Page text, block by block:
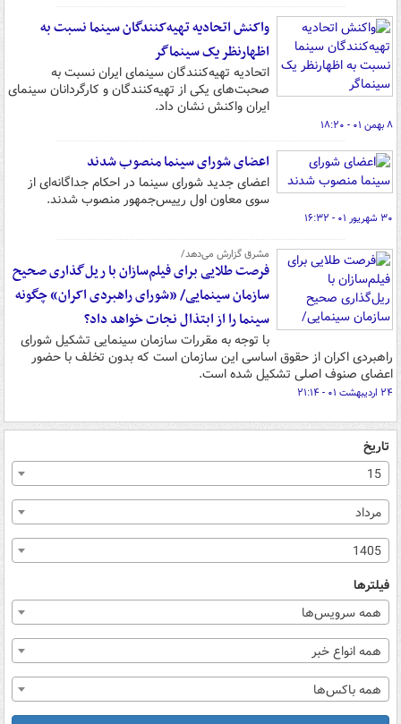
واکنش اتحادیه تهیه‌کنندگان سینما نسبت به
اظهارنظر یک سینماگر
اتحادیه تهیه‌کنندگان سینمای ایران نسبت به
صحبت‌های یکی از تهیه‌کنندگان و کارگردانان سینمای
ایران واکنش نشان داد.
۸ بهمن ۰۱ - ۱۸:۲۰
اعضای شورای سینما منصوب شدند
اعضای جدید شورای سینما در احکام جداگانه‌ای از
سوی معاون اول رییس‌جمهور منصوب شدند.
۳۰ شهریور ۰۱ - ۱۶:۳۲
مشرق گزارش می‌دهد/
فرصت طلایی برای فیلم‌سازان با ریل‌گذاری صحیح
سازمان سینمایی/ «شورای راهبردی اکران» چگونه
سینما را از ابتذال نجات خواهد داد؟
با توجه به مقررات سازمان سینمایی تشکیل شورای
راهبردی اکران از حقوق اساسی این سازمان است که بدون تخلف با حضور
اعضای صنوف اصلی تشکیل شده است.
۲۴ اردیبهشت ۰۱ - ۲۱:۱۴
تاریخ
15
مرداد
1405
فیلترها
همه سرویس‌ها
همه انواع خبر
همه باکس‌ها